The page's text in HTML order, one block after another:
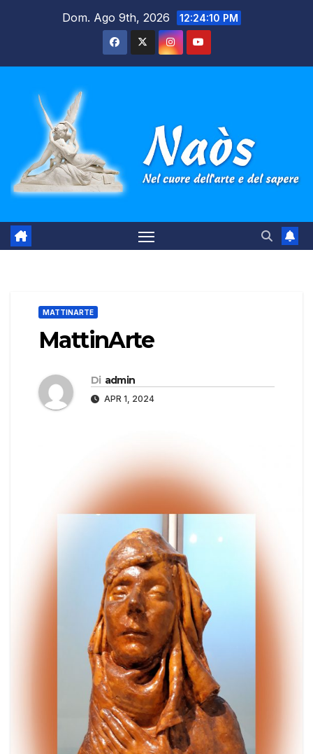
Dom. Ago 9th, 2026 12:24:11 PM
MATTINARTE
MattinArte
Di admin
APR 1, 2024